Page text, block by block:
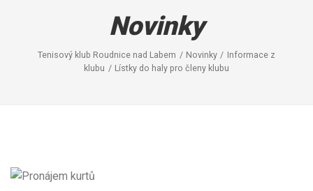
Novinky
Tenisový klub Roudnice nad Labem Novinky
Informace z
klubu
Lístky do haly pro členy klubu